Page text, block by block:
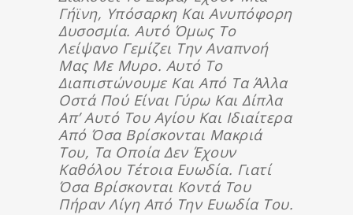
Γήϊνη, Υπό­σαρ­κη Και Ανυπόφορη
Δυσοσμία. Αυτό Όμως Το
Λείψανο Γεμίζει Την Ανα­πνοή
Μας Με Μυρο. Αυτό Το
Διαπιστώνουμε Και Από Τα Άλλα
Οστά Πού Εί­ναι Γύρω Και Δίπλα
Απ’ Αυτό Του Αγίου Και Ιδιαίτερα
Από Όσα Βρίσκονται Μακριά
Του, Τα Οποία Δεν Έχουν
Καθόλου Τέτοια Ευωδία. Γιατί
Όσα Βρί­σκον­ται Κοντά Του
Πήραν Λίγη Από Την Ευ­ω­δία Του.